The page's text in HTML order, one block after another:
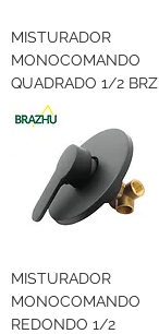
MISTURADOR
MONOCOMANDO
QUADRADO 1/2 BRZ
MISTURADOR
MONOCOMANDO
REDONDO 1/2